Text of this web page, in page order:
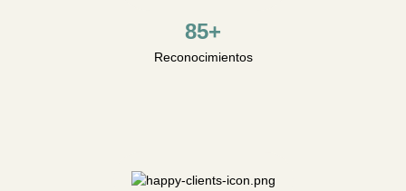
85+
Reconocimientos